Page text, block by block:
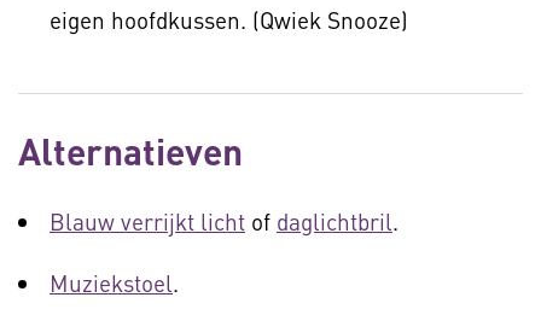
eigen hoofdkussen. (Qwiek Snooze)
Alternatieven
Blauw verrijkt licht of daglichtbril.
Muziekstoel.